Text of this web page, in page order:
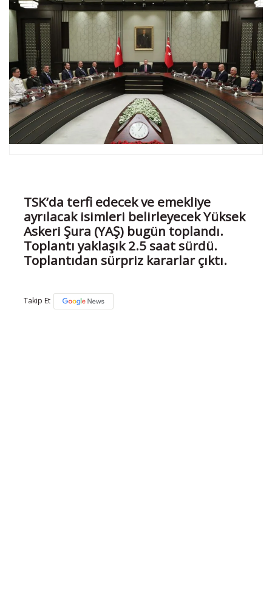
TSK’da terfi edecek ve emekliye
ayrılacak isimleri belirleyecek Yüksek
Askeri Şura (YAŞ) bugün toplandı.
Toplantı yaklaşık 2.5 saat sürdü.
Toplantıdan sürpriz kararlar çıktı.
Takip Et